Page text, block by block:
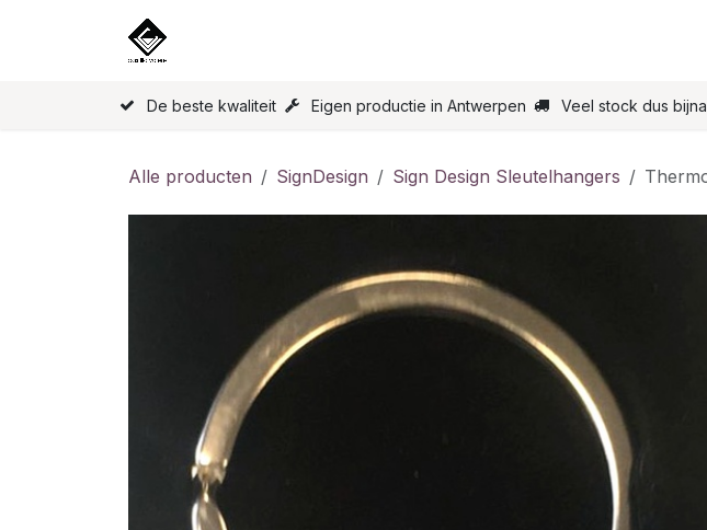
De beste kwaliteit Eigen productie in Antwerpen Veel stock dus
Alle producten SignDesign Sign Design Sleutelhangers